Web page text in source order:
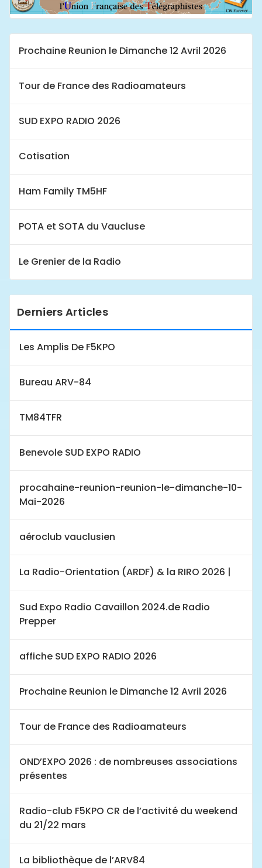
Prochaine Reunion le Dimanche 12 Avril 2026
Tour de France des Radioamateurs
SUD EXPO RADIO 2026
Cotisation
Ham Family TM5HF
POTA et SOTA du Vaucluse
Le Grenier de la Radio
Derniers Articles
Les Amplis De F5KPO
Bureau ARV-84
TM84TFR
Benevole SUD EXPO RADIO
procahaine-reunion-reunion-le-dimanche-10-
Mai-2026
aéroclub vauclusien
La Radio-Orientation (ARDF) & la RIRO 2026 |
Sud Expo Radio Cavaillon 2024.de Radio
Prepper
affiche SUD EXPO RADIO 2026
Prochaine Reunion le Dimanche 12 Avril 2026
Tour de France des Radioamateurs
OND’EXPO 2026 : de nombreuses associations
présentes
Radio-club F5KPO CR de l’activité du weekend
du 21/22 mars
La bibliothèque de l’ARV84